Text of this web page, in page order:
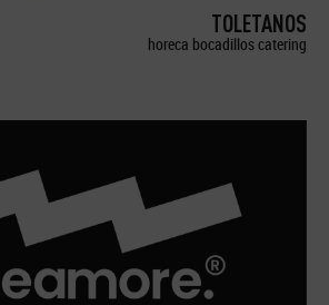
TOLETANOS
horeca bocadillos catering